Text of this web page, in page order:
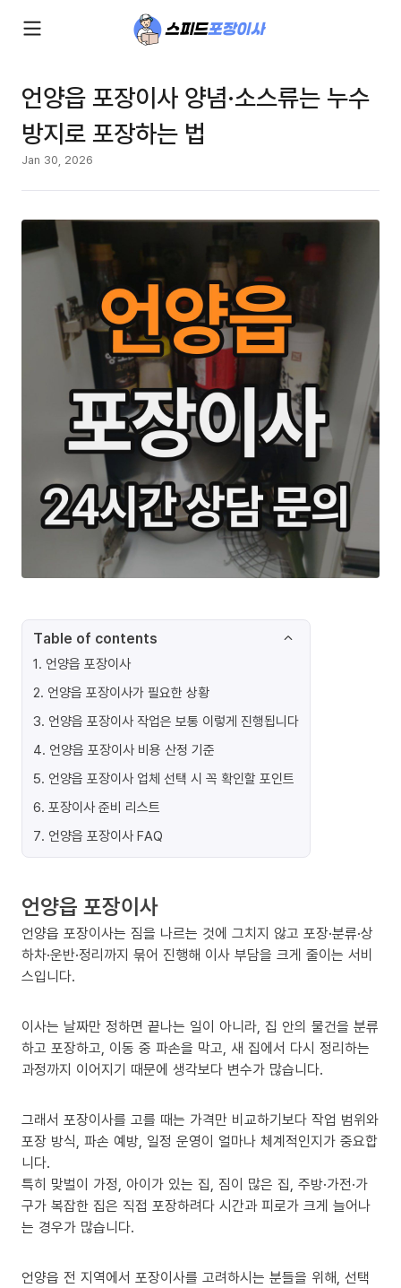
언양읍 포장이사 양념·소스류는 누수
방지로 포장하는 법
Jan 30, 2026
Table of contents
1. 언양읍 포장이사
2. 언양읍 포장이사가 필요한 상황
3. 언양읍 포장이사 작업은 보통 이렇게 진행됩니다
4. 언양읍 포장이사 비용 산정 기준
5. 언양읍 포장이사 업체 선택 시 꼭 확인할 포인트
6. 포장이사 준비 리스트
7. 언양읍 포장이사 FAQ
언양읍 포장이사
언양읍 포장이사는 짐을 나르는 것에 그치지 않고 포장·분류·상
하차·운반·정리까지 묶어 진행해 이사 부담을 크게 줄이는 서비
스입니다.
이사는 날짜만 정하면 끝나는 일이 아니라, 집 안의 물건을 분류
하고 포장하고, 이동 중 파손을 막고, 새 집에서 다시 정리하는
과정까지 이어지기 때문에 생각보다 변수가 많습니다.
그래서 포장이사를 고를 때는 가격만 비교하기보다 작업 범위와
포장 방식, 파손 예방, 일정 운영이 얼마나 체계적인지가 중요합
니다.
특히 맞벌이 가정, 아이가 있는 집, 짐이 많은 집, 주방·가전·가
구가 복잡한 집은 직접 포장하려다 시간과 피로가 크게 늘어나
는 경우가 많습니다.
언양읍 전 지역에서 포장이사를 고려하시는 분들을 위해, 선택